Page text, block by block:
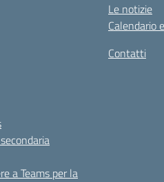
a Teams per la
Le notizie
Calendario
Contatti